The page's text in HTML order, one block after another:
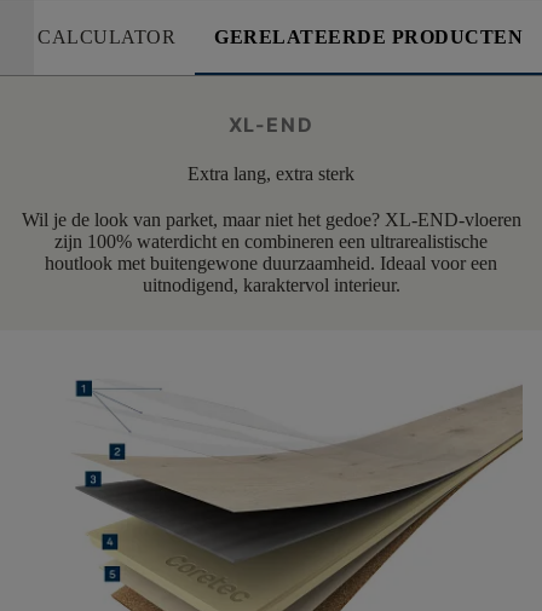
CALCULATOR GERELATEERDE PRODUCTEN
XL-END
Extra lang, extra sterk
Wil je de look van parket, maar niet het gedoe? XL-END-vloeren
zijn 100% waterdicht en combineren een ultrarealistische
houtlook met buitengewone duurzaamheid. Ideaal voor een
uitnodigend, karaktervol interieur.